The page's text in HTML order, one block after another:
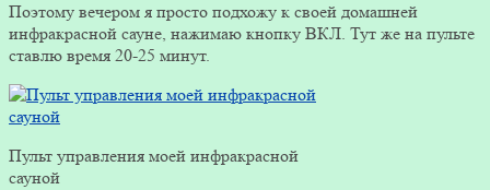
Поэтому вечером я просто подхожу к своей домашней
инфракрасной сауне, нажимаю кнопку ВКЛ. Тут же на пульте
ставлю время 20-25 минут.
Пульт управления моей инфракрасной
сауной